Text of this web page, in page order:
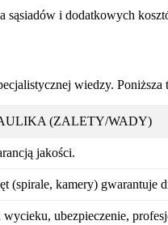
i dodatkowych
wiedzy. Poniższa
(ZALETY/WADY)
jakości.
(spirale, kamery) gwarantuje
ubezpieczenie,